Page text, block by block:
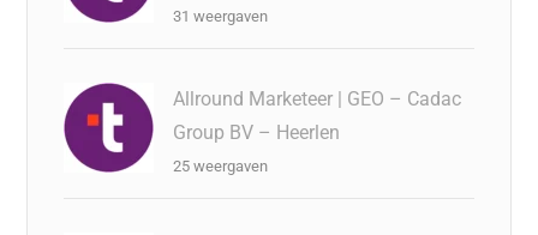
31 weergaven
Allround Marketeer | GEO – Cadac
Group BV – Heerlen
25 weergaven